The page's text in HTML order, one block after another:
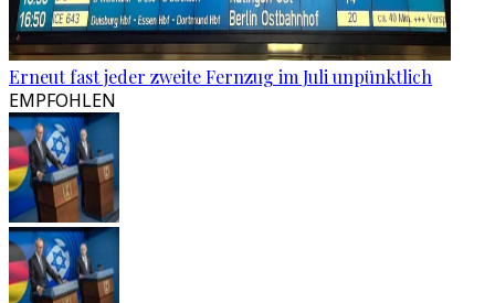
Erneut fast jeder zweite Fernzug im Juli unpünktlich
EMPFOHLEN